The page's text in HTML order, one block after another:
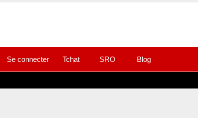
Se connecter Tchat SRO Blog